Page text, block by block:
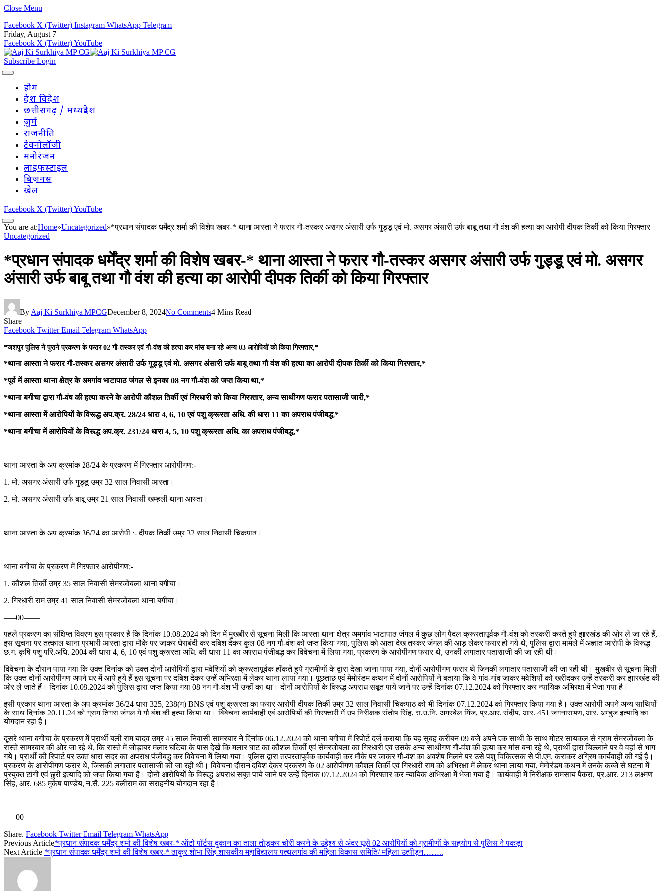
Close Menu
Facebook X (Twitter) Instagram WhatsApp Telegram
Friday, August 7
Facebook X (Twitter)YouTube
Subscribe Login
होम
देश विदेश
छत्तीसगढ़ / मध्यप्रदेश
जुर्म
राजनीति
टेक्नोलॉजी
मनोरंजन
लाइफस्टाइल
बिज़नस
खेल
Facebook X (Twitter)YouTube
You are at:Home»Uncategorized»*प्रधान संपादक धर्मेंद्र शर्मा की विशेष खबर-* थाना आस्ता ने फरार गौ-तस्कर असगर अंसारी उर्फ गुड्डू एवं मो. असगर अंसारी उर्फ बाबू तथा गौ वंश की हत्या का आरोपी दीपक तिर्की को किया गिरफ्तार
Uncategorized
*प्रधान संपादक धर्मेंद्र शर्मा की विशेष खबर-* थाना आस्ता ने फरार गौ-तस्कर असगर अंसारी उर्फ गुड्डू एवं मो. असगर
अंसारी उर्फ बाबू तथा गौ वंश की हत्या का आरोपी दीपक तिर्की को किया गिरफ्तार
By Aaj Ki Surkhiya MPCGDecember 8, 2024No Comments4 Mins Read
Share
Facebook Twitter Email Telegram WhatsApp
*जशपुर पुलिस ने पुराने प्रकरण के फरार 02 गौ-तस्कर एवं गौ-वंश की हत्या कर मांस बना रहे अन्य 03 आरोपियों को किया गिरफ्तार,*
*थाना आस्ता ने फरार गौ-तस्कर असगर अंसारी उर्फ गुड्डू एवं मो. असगर अंसारी उर्फ बाबू तथा गौ वंश की हत्या का आरोपी दीपक तिर्की को किया गिरफ्तार,*
*पूर्व में आस्ता थाना क्षेत्र के अमगांव भाटापाठ जंगल से इनका 08 नग गौ-वंश को जप्त किया था,*
*थाना बगीचा द्वारा गौ-वंष की हत्या करने के आरोपी कौशल तिर्की एवं गिरधारी को किया गिरफ्तार, अन्य साथीगण फरार पतासाजी जारी,*
*थाना आस्ता में आरोपियों के विरूद्ध अप.क्र. 28/24 धारा 4, 6, 10 एवं पशु क्रूरता अधि. की धारा 11 का अपराध पंजीबद्ध,*
*थाना बगीचा में आरोपियों के विरूद्ध अप.क्र. 231/24 धारा 4, 5, 10 पशु क्रूरता अधि. का अपराध पंजीबद्ध,*
थाना आस्ता के अप क्रमांक 28/24 के प्रकरण में गिरफ्तार आरोपीगण:-
1. मो. असगर अंसारी उर्फ गुड्डू उम्र 32 साल निवासी आस्ता।
2. मो. असगर अंसारी उर्फ बाबू उम्र 21 साल निवासी खम्हली थाना आस्ता।
थाना आस्ता के अप क्रमांक 36/24 का आरोपी :- दीपक तिर्की उम्र 32 साल निवासी चिकपाठ।
थाना बगीचा के प्रकरण में गिरफ्तार आरोपीगण:-
1. कौशल तिर्की उम्र 35 साल निवासी सेमरजोबला थाना बगीचा।
2. गिरधारी राम उम्र 41 साल निवासी सेमरजोबला थाना बगीचा।
—–00——
पहले प्रकरण का संक्षिप्त विवरण इस प्रकार है कि दिनांक 10.08.2024 को दिन में मुखबीर से सूचना मिली कि आस्ता थाना क्षेत्र अमगांव भाटापाठ जंगल में कुछ लोग पैदल क्रूरतापूर्वक गौ-वंश को तस्करी करते हुये झारखंड की ओर ले जा रहे हैं,
इस सूचना पर तत्काल थाना प्रभारी आस्ता द्वारा मौके पर जाकर घेराबंदी कर दबिश देकर कुल 08 नग गौ-वंश को जप्त किया गया, पुलिस को आता देख तस्कर जंगल की आड़ लेकर फरार हो गये थे, पुलिस द्वारा मामले में अज्ञात आरोपी के विरूद्ध
छ.ग. कृषि पशु परि.अधि. 2004 की धारा 4, 6, 10 एवं पशु क्रूरता अधि. की धारा 11 का अपराध पंजीबद्ध कर विवेचना में लिया गया, प्रकरण के आरोपीगण फरार थे, उनकी लगातार पतासाजी की जा रही थी।
विवेचना के दौरान पाया गया कि उक्त दिनांक को उक्त दोनों आरोपियों द्वारा मवेशियों को क्रूरतापूर्वक हाॅंकते हुये ग्रामीणों के द्वारा देखा जाना पाया गया, दोनों आरोपीगण फरार थे जिनकी लगातार पतासाजी की जा रही थी। मुखबीर से सूचना मिली
कि उक्त दोनों आरोपीगण अपने घर में आये हुये हैं इस सूचना पर दबिश देकर उन्हें अभिरक्षा में लेकर थाना लाया गया। पूछताछ एवं मेमोरंडम कथन में दोनों आरोपियों ने बताया कि वे गांव-गांव जाकर मवेशियों को खरीदकर उन्हें तस्करी कर झारखंड की
ओर ले जाते हैं। दिनांक 10.08.2024 को पुलिस द्वारा जप्त किया गया 08 नग गौ-वंश भी उन्हीं का था। दोनों आरोपियों के विरूद्ध अपराध सबूत पाये जाने पर उन्हें दिनांक 07.12.2024 को गिरफ्तार कर न्यायिक अभिरक्षा में भेजा गया है।
इसी प्रकार थाना आस्ता के अप क्रमांक 36/24 धारा 325, 238(ग) BNS एवं पशु क्रूरता का फरार आरोपी दीपक तिर्की उम्र 32 साल निवासी चिकपाठ को भी दिनांक 07.12.2024 को गिरफ्तार किया गया है। उक्त आरोपी अपने अन्य साथियों
के साथ दिनांक 20.11.24 को ग्राम तिगरा जंगल मे गौ वंश की हत्या किया था। विवेचना कार्यवाही एवं आरोपियों की गिरफ्तारी में उप निरीक्षक संतोष सिंह, स.उ.नि. अमरबेल मिंज, प्र.आर. संदीप, आर. 451 जगनारायण, आर. अम्बुज इत्यादि का
योगदान रहा है।
दूसरे थाना बगीचा के प्रकरण में प्रार्थी बली राम यादव उम्र 45 साल निवासी सामरबार ने दिनांक 06.12.2024 को थाना बगीचा में रिपोर्ट दर्ज कराया कि यह सुबह करीबन 09 बजे अपने एक साथी के साथ मोटर सायकल से ग्राम सेमरजोबला के
रास्ते सामरबार की ओर जा रहे थे, कि रास्ते में जोड़ाबर मलार घटिया के पास देखे कि मलार घाट का कौशल तिर्की एवं सेमरजोबला का गिरधारी एवं उसके अन्य साथीगण गौ-वंश की हत्या कर मांस बना रहे थे, प्रार्थी द्वारा चिल्लाने पर वे वहां से भाग
गये। प्रार्थी की रिपार्ट पर उक्त धारा सदर का अपराध पंजीबद्ध कर विवेचना में लिया गया। पुलिस द्वारा तत्परतापूर्वक कार्यवाही कर मौके पर जाकर गौ-वंश का अवशेष मिलने पर उसे पशु चिकित्सक से पी.एम. कराकर अग्रिम कार्यवाही की गई है।
प्रकरण के आरोपीगण फरार थे, जिसकी लगातार पतासाजी की जा रही थी। विवेचना दौरान दबिश देकर प्रकरण के 02 आरोपीगण कौशल तिर्की एवं गिरधारी राम को अभिरक्षा में लेकर थाना लाया गया, मेमोरंडम कथन में उनके कब्जे से घटना में
प्रयुक्त टांगी एवं छुरी इत्यादि को जप्त किया गया है। दोनों आरोपियों के विरूद्ध अपराध सबूत पाये जाने पर उन्हें दिनांक 07.12.2024 को गिरफ्तार कर न्यायिक अभिरक्षा में भेजा गया है। कार्यवाही में निरीक्षक रामसाय पैंकरा, प्र.आर. 213 लक्ष्मण
सिंह, आर. 685 मुकेष पाण्डेय, न.सै. 225 बलीराम का सराहनीय योगदान रहा है।
—–00——
Share. Facebook Twitter Email Telegram WhatsApp
Previous Article*प्रधान संपादक धर्मेंद्र शर्मा की विशेष खबर-* ऑटो पाॅर्टस दुकान का ताला तोड़कर चोरी करने के उद्देश्य से अंदर घूसे 02 आरोपियों को ग्रामीणों के सहयोग से पुलिस ने पकड़ा
Next Article *प्रधान संपादक धर्मेंद्र शर्मा की विशेष खबर-* ठाकुर शोभा सिंह शासकीय महाविद्यालय पत्थलगांव की महिला विकास समिति/ महिला उत्पीड़न……..